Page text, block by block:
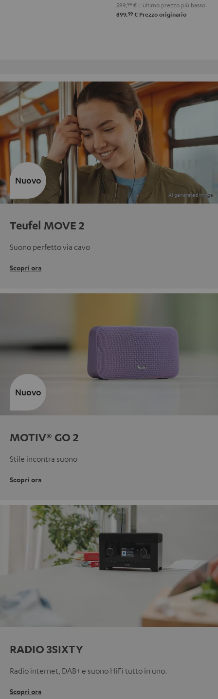
599, 99 € L'ultimo prezzo più basso
899,99 € Prezzo originario
Teufel MOVE 2
Suono perfetto via cavo
Scopri ora
Nuovo
MOTIV® GO 2
Stile incontra suono
Scopri ora
Nuovo
RADIO 3SIXTY
Radio internet, DAB+ e suono HiFi tutto in uno.
Scopri ora